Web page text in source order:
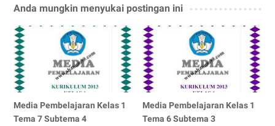
Anda mungkin menyukai postingan ini
Media Pembelajaran Kelas 1
Tema 7 Subtema 4
Media Pembelajaran Kelas 1
Tema 6 Subtema 3